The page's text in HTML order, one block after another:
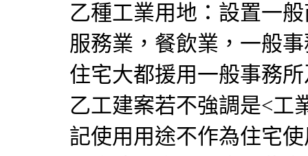
乙種工業用地：設置一
服務業，餐飲業，一般
住宅大都援用一般事務
乙工建案若不強調是<工
記使用用途不作為住宅